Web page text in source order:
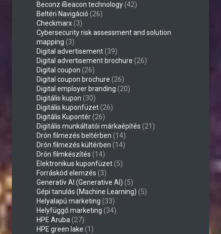
Beconz iBeacon technology(42)
Beltéri Navigáció (26)
Checkmarx(3)
Cybersecurity risk assessment and solution
mapping (3)
Digital advertisement(39)
Digital advertisement brochure (26)
Digital coupon (26)
Digital coupon brochure (26)
Digital employer branding (20)
Digitális kupon (30)
Digitális kuponfüzet(26)
Digitális Kupontér(26)
Digitális munkáltatói márkaépítés (21)
Drón filmezés beltérben (14)
Drón filmezés kültérben (14)
Drón filmkészítés (14)
Elektronikus kuponfüzet(5)
Forráskód elemzés (3)
Generatív AI (Generative AI) (5)
Gépi tanulás (Machine Learning) (5)
Helyalapú marketing (33)
Helyfüggő marketing (34)
HPE Aruba (27)
HPE green lake (1)